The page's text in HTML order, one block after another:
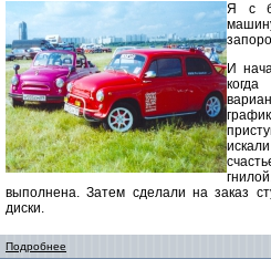
Я с
И
выполнена. Затем сделали на заказ
диски.
Подробнее